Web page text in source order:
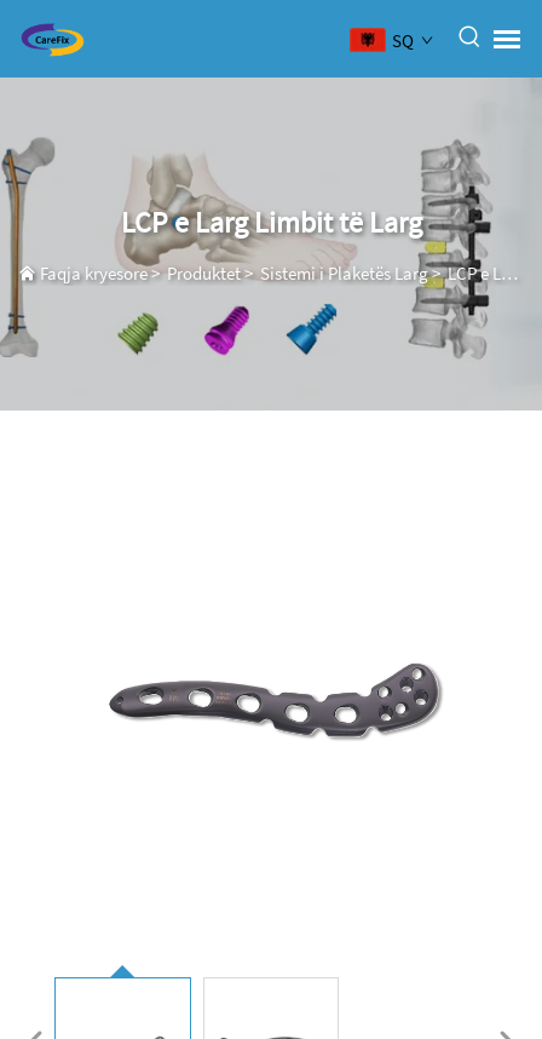
SQ
LCP e Larg Limbit të Larg
Faqja kryesore>Produktet> Sistemi i Plaketës Larg>LCP e Larg Limbit të Larg